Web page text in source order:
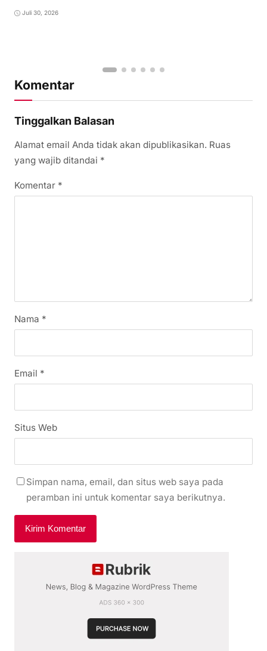
Juli 30, 2026
Komentar
Tinggalkan Balasan
Alamat email Anda tidak akan dipublikasikan. Ruas
yang wajib ditandai *
Komentar *
Nama *
Email *
Situs Web
Simpan nama, email, dan situs web saya pada
peramban ini untuk komentar saya berikutnya.